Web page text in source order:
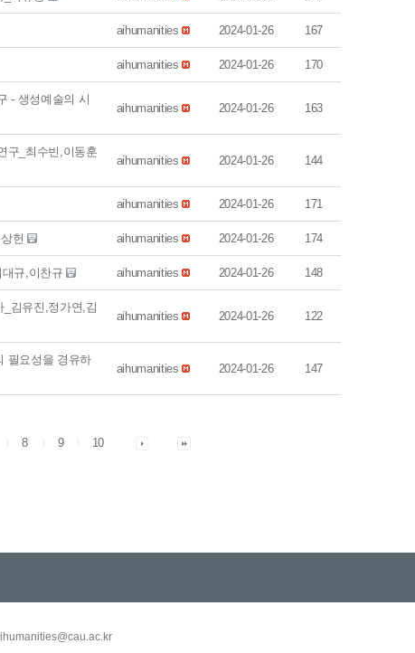
aihumanities 2024-01-26 167
aihumanities 2024-01-26 170
- 생성예술의 시
aihumanities 2024-01-26 163
구_최수빈,이동훈
aihumanities 2024-01-26 144
aihumanities 2024-01-26 171
상헌 aihumanities 2024-01-26 174
대규,이찬규 aihumanities 2024-01-26 148
김유진,정가연,김
aihumanities 2024-01-26 122
필요성을 경유하
aihumanities 2024-01-26 147
8 9 10